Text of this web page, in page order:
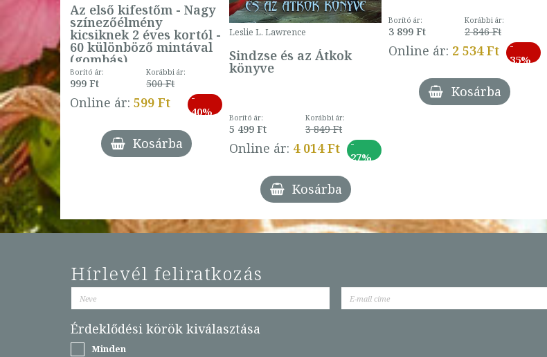
ár:
Ft
Ft
-
27%
Az első kifestőm - Nagy
színezőélmény
kicsiknek 2 éves kortól -
60 különböző mintával
(gombás)
Borító ár:
999 Ft
Korábbi ár:
500 Ft
Online ár: 599 Ft
-
40%
Kosárba
Leslie L. Lawrence
Sindzse és az Átkok
könyve
Borító ár:
5 499 Ft
Korábbi ár:
3 849 Ft
Online ár: 4 014 Ft
-
27%
Kosárba
Borító ár:
3 899 Ft
Korábbi ár:
2 846 Ft
Online ár: 2 534 Ft
-
35%
Kosárba
Hírlevél feliratkozás
Érdeklődési körök kiválasztása
Minden